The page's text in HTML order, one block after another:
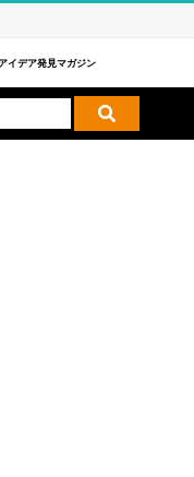
イデア発見マガジン